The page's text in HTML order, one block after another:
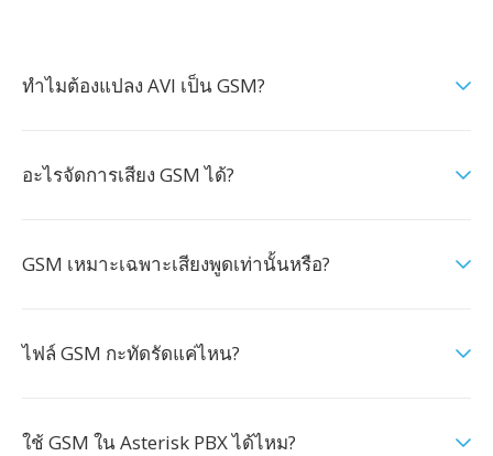
ทำไมต้องแปลง AVI เป็น GSM?
อะไรจัดการเสียง GSM ได้?
GSM เหมาะเฉพาะเสียงพูดเท่านั้นหรือ?
ไฟล์ GSM กะทัดรัดแค่ไหน?
ใช้ GSM ใน Asterisk PBX ได้ไหม?